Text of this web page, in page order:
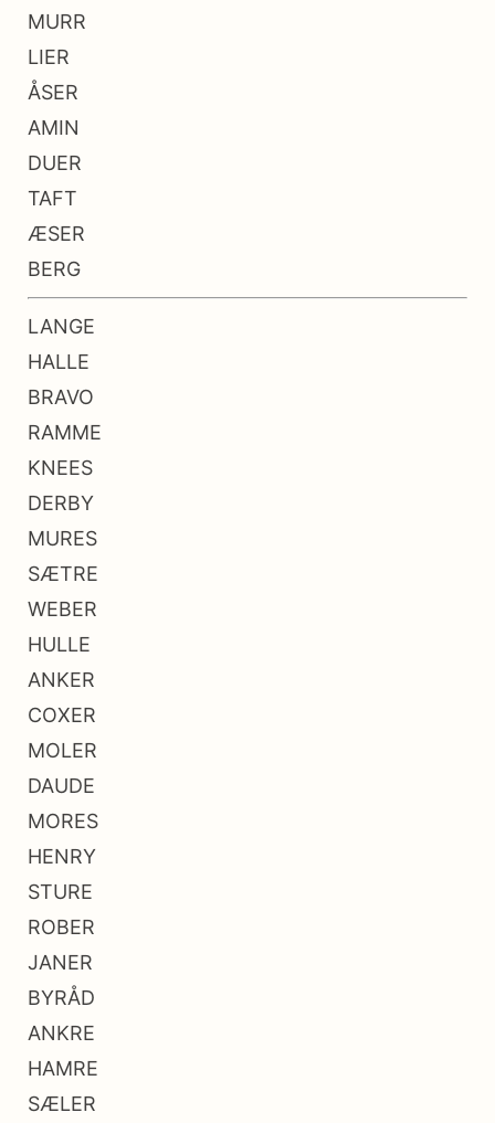
MURR
LIER
ÅSER
AMIN
DUER
TAFT
ÆSER
BERG
LANGE
HALLE
BRAVO
RAMME
KNEES
DERBY
MURES
SÆTRE
WEBER
HULLE
ANKER
COXER
MOLER
DAUDE
MORES
HENRY
STURE
ROBER
JANER
BYRÅD
ANKRE
HAMRE
SÆLER